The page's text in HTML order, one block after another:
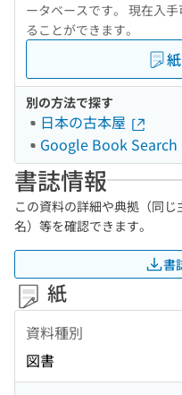
ータベースです。 現在入
ることができます。
別の方法で探す
日本の古本屋
Google Book Search
書誌情報
この資料の詳細や典拠（同
名）等を確認できます。
書
紙
資料種別
図書